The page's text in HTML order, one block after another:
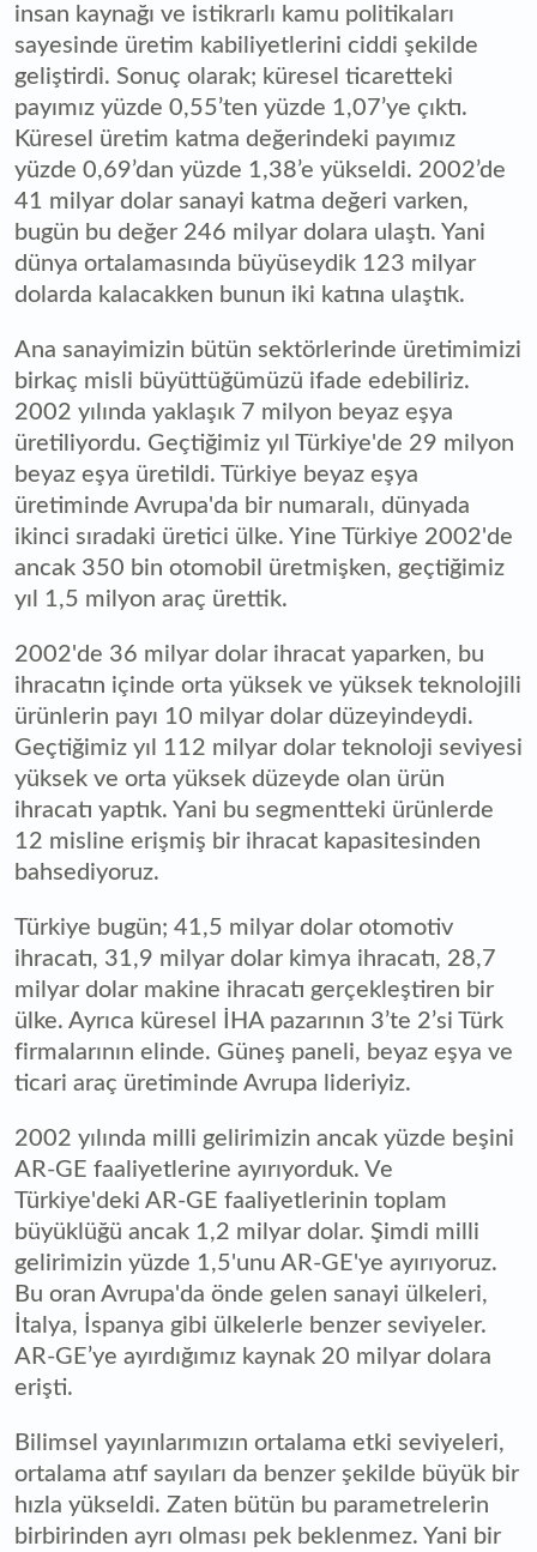
insan kaynağı ve istikrarlı kamu politikaları
sayesinde üretim kabiliyetlerini ciddi şekilde
geliştirdi. Sonuç olarak; küresel ticaretteki
payımız yüzde 0,55’ten yüzde 1,07’ye çıktı.
Küresel üretim katma değerindeki payımız
yüzde 0,69’dan yüzde 1,38’e yükseldi. 2002’de
41 milyar dolar sanayi katma değeri varken,
bugün bu değer 246 milyar dolara ulaştı. Yani
dünya ortalamasında büyüseydik 123 milyar
dolarda kalacakken bunun iki katına ulaştık.
Ana sanayimizin bütün sektörlerinde üretimimizi
birkaç misli büyüttüğümüzü ifade edebiliriz.
2002 yılında yaklaşık 7 milyon beyaz eşya
üretiliyordu. Geçtiğimiz yıl Türkiye'de 29 milyon
beyaz eşya üretildi. Türkiye beyaz eşya
üretiminde Avrupa'da bir numaralı, dünyada
ikinci sıradaki üretici ülke. Yine Türkiye 2002'de
ancak 350 bin otomobil üretmişken, geçtiğimiz
yıl 1,5 milyon araç ürettik.
2002'de 36 milyar dolar ihracat yaparken, bu
ihracatın içinde orta yüksek ve yüksek teknolojili
ürünlerin payı 10 milyar dolar düzeyindeydi.
Geçtiğimiz yıl 112 milyar dolar teknoloji seviyesi
yüksek ve orta yüksek düzeyde olan ürün
ihracatı yaptık. Yani bu segmentteki ürünlerde
12 misline erişmiş bir ihracat kapasitesinden
bahsediyoruz.
Türkiye bugün; 41,5 milyar dolar otomotiv
ihracatı, 31,9 milyar dolar kimya ihracatı, 28,7
milyar dolar makine ihracatı gerçekleştiren bir
ülke. Ayrıca küresel İHA pazarının 3’te 2’si Türk
firmalarının elinde. Güneş paneli, beyaz eşya ve
ticari araç üretiminde Avrupa lideriyiz.
2002 yılında milli gelirimizin ancak yüzde beşini
AR-GE faaliyetlerine ayırıyorduk. Ve
Türkiye'deki AR-GE faaliyetlerinin toplam
büyüklüğü ancak 1,2 milyar dolar. Şimdi milli
gelirimizin yüzde 1,5'unu AR-GE'ye ayırıyoruz.
Bu oran Avrupa'da önde gelen sanayi ülkeleri,
İtalya, İspanya gibi ülkelerle benzer seviyeler.
AR-GE’ye ayırdığımız kaynak 20 milyar dolara
erişti.
Bilimsel yayınlarımızın ortalama etki seviyeleri,
ortalama atıf sayıları da benzer şekilde büyük bir
hızla yükseldi. Zaten bütün bu parametrelerin
birbirinden ayrı olması pek beklenmez. Yani bir